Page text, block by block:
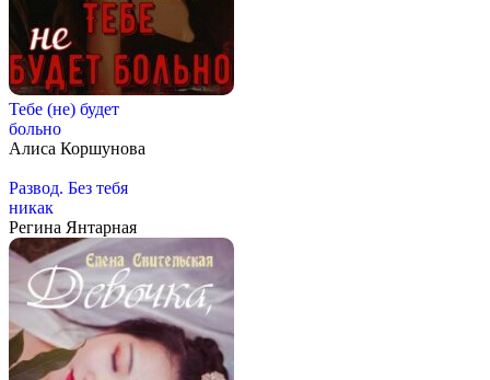
Тебе (не) будет
больно
Алиса Коршунова
Развод. Без тебя
никак
Регина Янтарная